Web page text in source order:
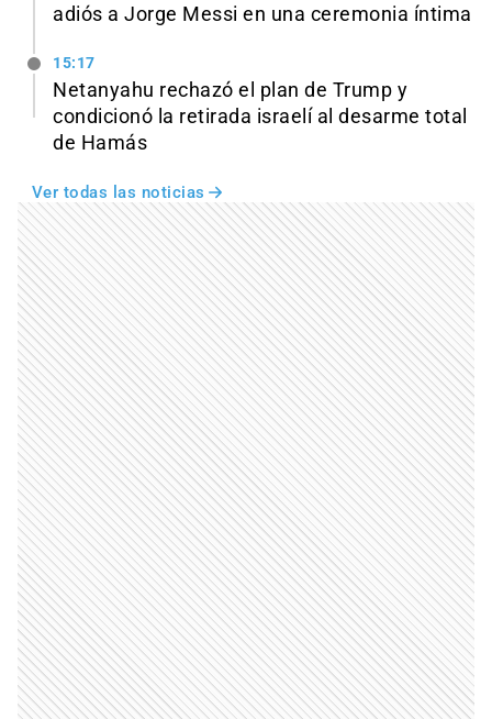
adiós a Jorge Messi en una ceremonia íntima
15:17
Netanyahu rechazó el plan de Trump y
condicionó la retirada israelí al desarme total
de Hamás
Ver todas las noticias